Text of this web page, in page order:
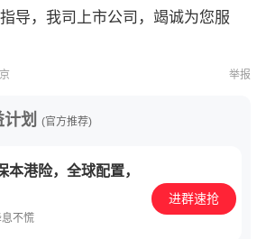
导，我司上市公司，竭诚为您服
举报
划 (官方推荐)
本港险，全球配置，
不慌
进群速抢